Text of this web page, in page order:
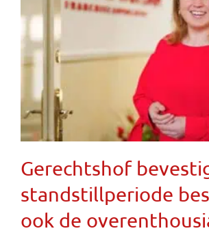
Gerechtshof
standstillperiode
ook de